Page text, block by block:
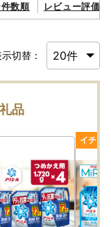
数順 レビュー評価順
切替：
品